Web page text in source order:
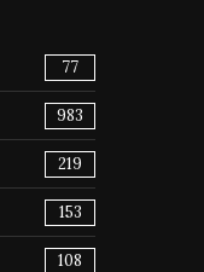
77
983
219
153
108